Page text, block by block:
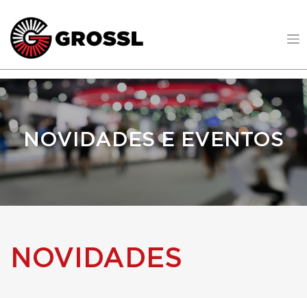
NOVIDADES E EVENTOS
NOVIDADES